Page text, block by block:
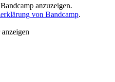
anzuzeigen.
von Bandcamp.